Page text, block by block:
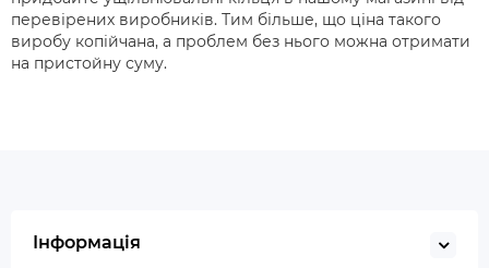
перевірених виробників. Тим більше, що ціна такого
виробу копійчана, а проблем без нього можна отримати
на пристойну суму.
Інформація